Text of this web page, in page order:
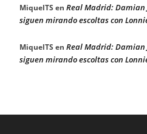
MiquelTS en Real Madrid: Damian
siguen mirando escoltas con
MiquelTS en Real Madrid: Damian
siguen mirando escoltas con